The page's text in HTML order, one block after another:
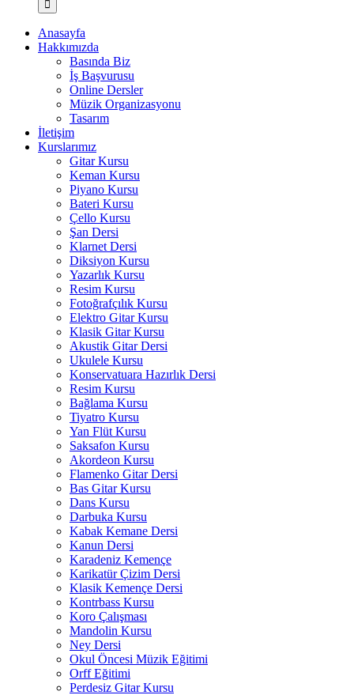
Anasayfa
Hakkımızda
Basında Biz
İş Başvurusu
Online Dersler
Müzik Organizasyonu
Tasarım
İletişim
Kurslarımız
Gitar Kursu
Keman Kursu
Piyano Kursu
Bateri Kursu
Çello Kursu
Şan Dersi
Klarnet Dersi
Diksiyon Kursu
Yazarlık Kursu
Resim Kursu
Fotoğrafçılık Kursu
Elektro Gitar Kursu
Klasik Gitar Kursu
Akustik Gitar Dersi
Ukulele Kursu
Konservatuara Hazırlık Dersi
Resim Kursu
Bağlama Kursu
Tiyatro Kursu
Yan Flüt Kursu
Saksafon Kursu
Akordeon Kursu
Flamenko Gitar Dersi
Bas Gitar Kursu
Dans Kursu
Darbuka Kursu
Kabak Kemane Dersi
Kanun Dersi
Karadeniz Kemençe
Karikatür Çizim Dersi
Klasik Kemençe Dersi
Kontrbass Kursu
Koro Çalışması
Mandolin Kursu
Ney Dersi
Okul Öncesi Müzik Eğitimi
Orff Eğitimi
Perdesiz Gitar Kursu